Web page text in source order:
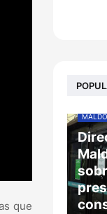
que